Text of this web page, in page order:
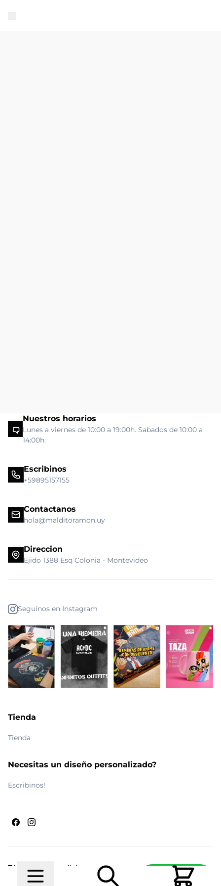
Escribinos
Nuestros horarios
Lunes a viernes de 10:00 a 19:00h. Sabados de 10:00 a
14:00h.
Escribinos
+59895157155
Contactanos
hola@malditoramon.uy
Direccion
Ejido 1388 Esq Colonia - Montevideo
Seguinos en Instagram
Tienda
Tienda
Necesitas un diseño personalizado?
Escribinos!
© 2026 Maldito RamónRealizado por Ecwid de
Términos y condiciones